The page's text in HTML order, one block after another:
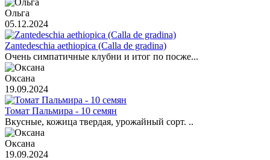
Ольга
05.12.2024
Zantedeschia aethiopica (Calla de gradina)
Очень симпатичные клубни и итог по посже...
Оксана
19.09.2024
Томат Пальмира - 10 семян
Вкусные, кожица твердая, урожайный сорт. ..
Оксана
19.09.2024